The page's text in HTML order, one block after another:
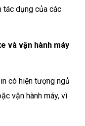
tác dụng của các
và vận hành máy
có hiện tượng ngủ
vận hành máy, vì